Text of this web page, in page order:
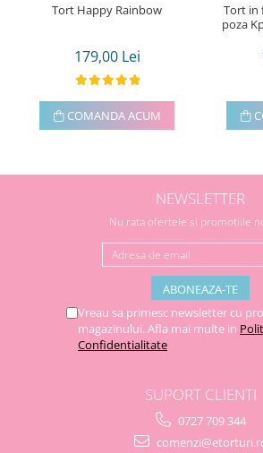
Tort Happy Rainbow
179,00 Lei
COMANDA ACUM
Tort in frosting dreptunghi
poza
NEWSLETTER
Nu rata ofertele si promotiile
Vreau sa primesc newsletter cu
magazinului. Afla mai multe in
Confidentialitate
SUPORT CLIENTI
0727 709 344